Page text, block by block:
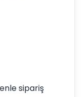
sipariş